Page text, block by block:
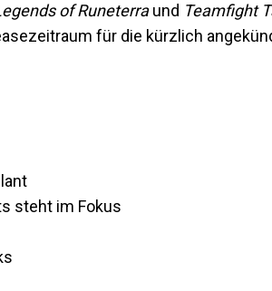
of Runeterraund Teamfight
für die kürzlich
steht im Fokus